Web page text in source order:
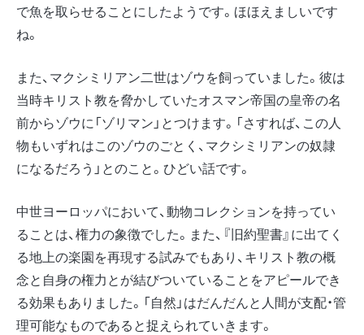
で魚を取らせることにしたようです。ほほえましいです
ね。
また、マクシミリアン二世はゾウを飼っていました。彼は
当時キリスト教を脅かしていたオスマン帝国の皇帝の名
前からゾウに「ゾリマン」とつけます。「さすれば、この人
物もいずれはこのゾウのごとく、マクシミリアンの奴隷
になるだろう」とのこと。ひどい話です。
中世ヨーロッパにおいて、動物コレクションを持ってい
ることは、権力の象徴でした。また、『旧約聖書』に出てく
る地上の楽園を再現する試みでもあり、キリスト教の概
念と自身の権力とが結びついていることをアピールでき
る効果もありました。「自然」はだんだんと人間が支配・管
理可能なものであると捉えられていきます。